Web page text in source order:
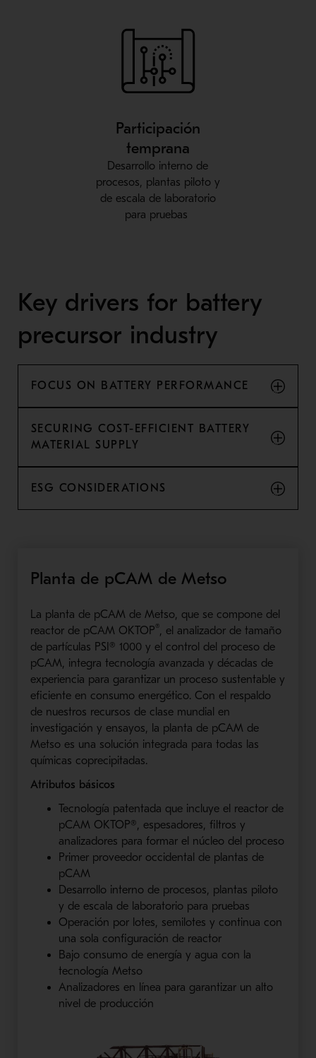
Participación
temprana
Desarrollo interno de
procesos, plantas piloto y
de escala de laboratorio
para pruebas
Key drivers for battery
precursor industry
FOCUS ON BATTERY PERFORMANCE
SECURING COST-EFFICIENT BATTERY
MATERIAL SUPPLY
ESG CONSIDERATIONS
Planta de pCAM de Metso
La planta de pCAM de Metso, que se compone del
reactor de pCAM OKTOP ®, el analizador de tamaño
de partículas PSI® 1000 y el control del proceso de
pCAM, integra tecnología avanzada y décadas de
experiencia para garantizar un proceso sustentable y
eficiente en consumo energético. Con el respaldo
de nuestros recursos de clase mundial en
investigación y ensayos, la planta de pCAM de
Metso es una solución integrada para todas las
químicas coprecipitadas.
Atributos básicos
Tecnología patentada que incluye el reactor de
pCAM OKTOP®, espesadores, filtros y
analizadores para formar el núcleo del proceso
Primer proveedor occidental de plantas de
pCAM
Desarrollo interno de procesos, plantas piloto
y de escala de laboratorio para pruebas
Operación por lotes, semilotes y continua con
una sola configuración de reactor
Bajo consumo de energía y agua con la
tecnología Metso
Analizadores en línea para garantizar un alto
nivel de producción